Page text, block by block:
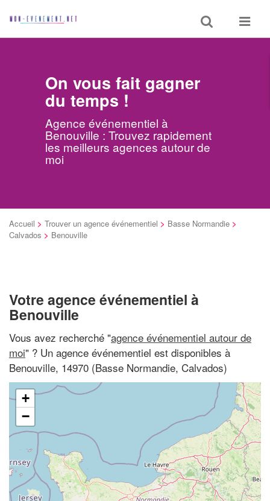
Toggle
search
Toggle
On vous fait gagner
du temps !
Agence événementiel à
Benouville : Trouvez rapidement
les meilleurs agences autour de
moi
Accueil > Trouver un agence événementiel > Basse Normandie >
Calvados > Benouville
Votre agence événementiel à
Benouville
Vous avez recherché "agence événementiel autour de
moi" ? Un agence événementiel est disponibles à
Benouville, 14970 (Basse Normandie, Calvados)
+
−